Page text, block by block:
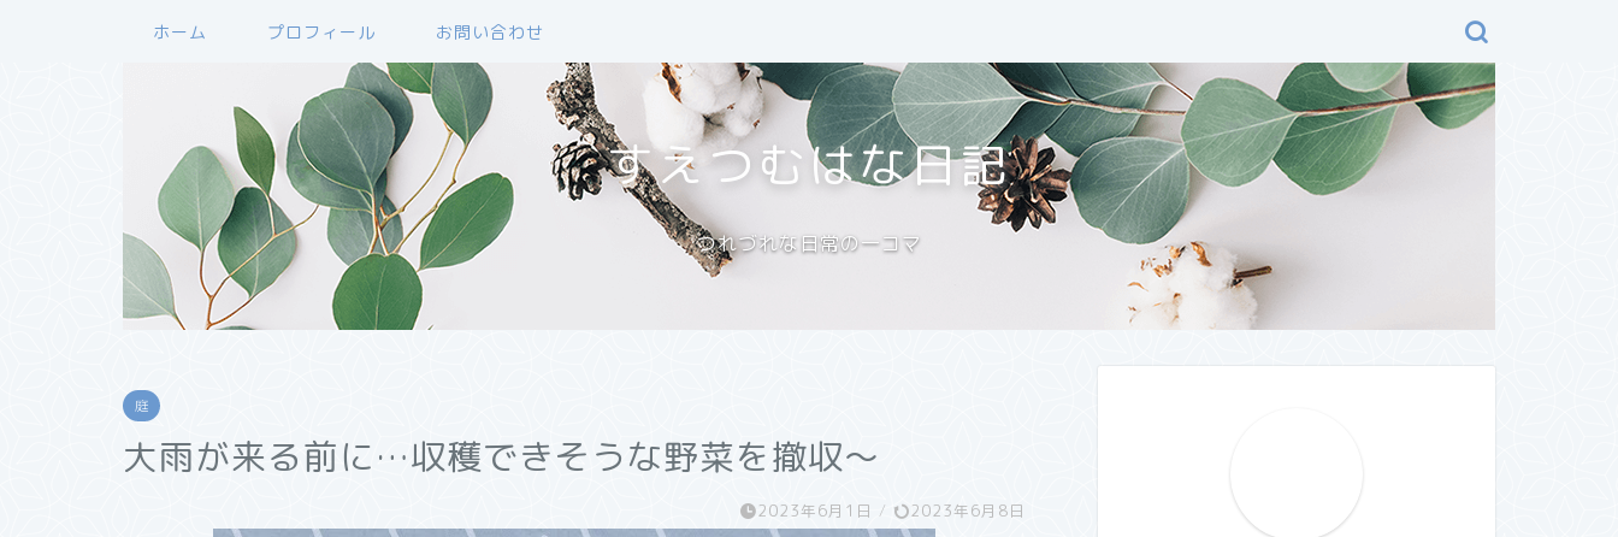
ホーム プロフィール お問い合わせ
すえつむはな日記
つれづれな日常の一コマ
庭
大雨が来る前に…収穫できそうな野菜を撤収～
2023年6月1日 / 2023年6月8日